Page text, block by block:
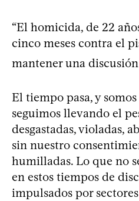
“El homicida, de 22
cinco meses contra el
mantener una discusión
El tiempo pasa, y
seguimos llevando el
desgastadas, violadas,
sin nuestro
humilladas. Lo que no
en estos tiempos de
impulsados por